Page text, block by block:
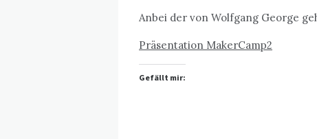
Anbei der von Wolfgang George
Präsentation MakerCamp2
Gefällt mir: